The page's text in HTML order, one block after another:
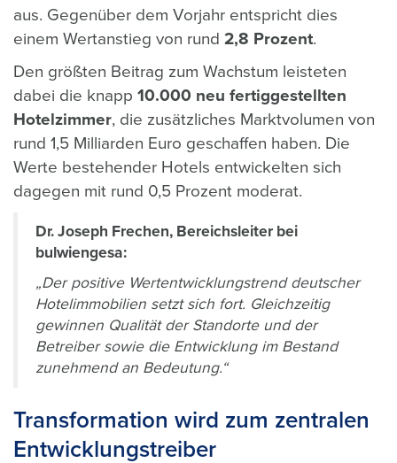
aus. Gegenüber dem Vorjahr entspricht dies
einem Wertanstieg von rund 2,8 Prozent.
Den größten Beitrag zum Wachstum leisteten
dabei die knapp 10.000 neu fertiggestellten
Hotelzimmer, die zusätzliches Marktvolumen von
rund 1,5 Milliarden Euro geschaffen haben. Die
Werte bestehender Hotels entwickelten sich
dagegen mit rund 0,5 Prozent moderat.
Dr. Joseph Frechen, Bereichsleiter bei
bulwiengesa:
„Der positive Wertentwicklungstrend deutscher
Hotelimmobilien setzt sich fort. Gleichzeitig
gewinnen Qualität der Standorte und der
Betreiber sowie die Entwicklung im Bestand
zunehmend an Bedeutung.“
Transformation wird zum zentralen
Entwicklungstreiber